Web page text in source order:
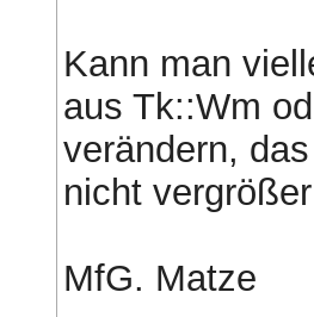
Kann man
aus Tk::Wm
verändern,
nicht
MfG. Matze